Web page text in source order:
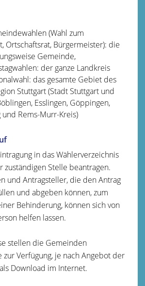
(Wahl zum
Ortschaftsrat, Bürgermeister): die
Gemeinde,
der ganze Landkreis
das gesamte Gebiet des
Stuttgart (Stadt Stuttgart und
Esslingen, Göppingen,
Rems-Murr-Kreis)
in das Wählerverzeichnis
Stelle beantragen.
und Antragsteller, die den Antrag
und abgeben können, zum
Behinderung, können sich von
helfen lassen.
stellen die Gemeinden
zur Verfügung, je nach Angebot der
Download im Internet.